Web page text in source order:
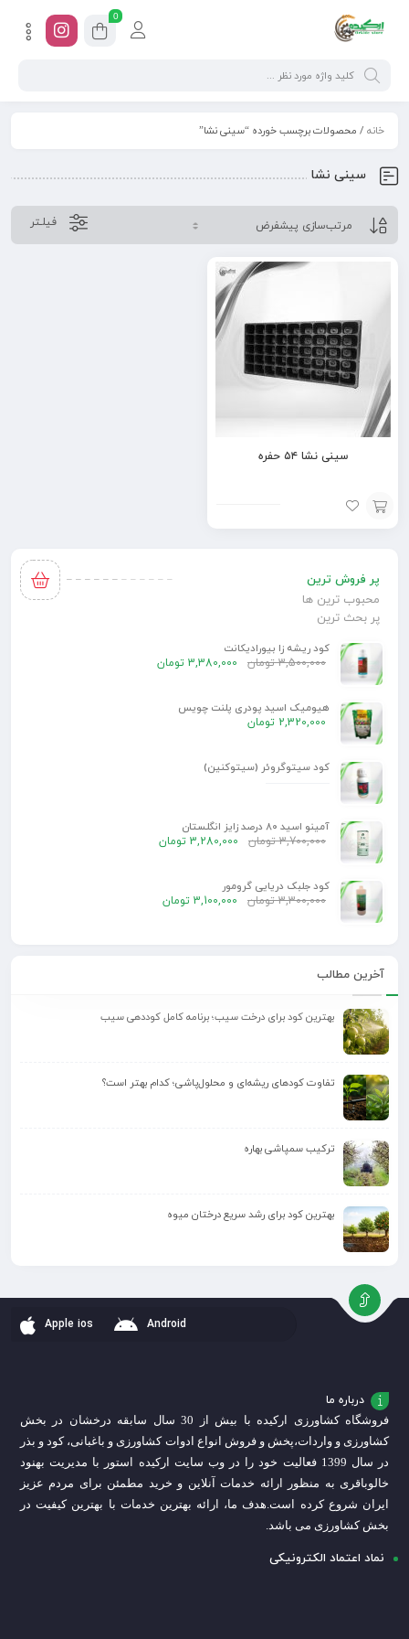
0
خانه / محصولات برچسب خورده “سینی نشا”
سینی نشا
فیلـتر
سینی نشا ۵۴ حفره
افزودن
سبد
پر فروش ترین
محبوب ترین ها
پر بحث ترین
کود ریشه زا بیورادیکانت
3,500,000 تومان 3,380,000 تومان
هیومیک اسید پودری پلنت چویس
2,320,000 تومان
کود سیتوگروئر (سیتوکنین)
آمینو اسید 80 درصد زایز انگلستان
3,700,000 تومان 3,280,000 تومان
کود جلبک دریایی گرومور
3,300,000 تومان 3,100,000 تومان
آخرین مطالب
بهترین کود برای درخت سیب؛ برنامه کامل کوددهی سیب
تفاوت کودهای ریشه‌ای و محلول‌پاشی؛ کدام بهتر است؟
ترکیب سمپاشی بهاره
بهترین کود برای رشد سریع درختان میوه
Apple ios Android
درباره ما
فروشگاه کشاورزی ارکیده با بیش از 30 سال سابقه درخشان در بخش
کشاورزی و واردات،پخش و فروش انواع ادوات کشاورزی و باغبانی، کود و بذر
در سال 1399 فعالیت خود را در وب سایت ارکیده استور با مدیریت بهنود
خالوباقری به منظور ارائه خدمات آنلاین و خرید مطمئن برای مردم عزیز
ایران شروع کرده است.هدف ما، ارائه بهترین خدمات با بهترین کیفیت در
بخش کشاورزی می باشد.
نماد اعتماد الکترونیکی